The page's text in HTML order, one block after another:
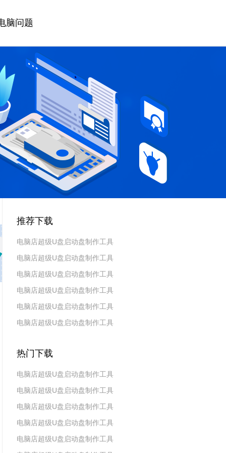
脑问题
推荐下载
电脑店超级U盘启动盘制作工具
v7.5_2606
电脑店超级U盘启动盘制作工具
v7.5_2604
电脑店超级U盘启动盘制作工具
v7.5_2602
电脑店超级U盘启动盘制作工具
v7.5_2511
电脑店超级U盘启动盘制作工具
v7.5_2509
电脑店超级U盘启动盘制作工具
热门下载
电脑店超级U盘启动盘制作工具
v7.5_2606
电脑店超级U盘启动盘制作工具
v7.5_2604
电脑店超级U盘启动盘制作工具
v7.5_2602
电脑店超级U盘启动盘制作工具
v7.5 2019(天蓬元帅版)
电脑店超级U盘启动盘制作工具